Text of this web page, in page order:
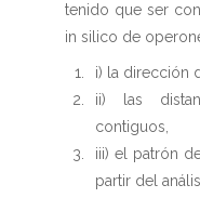
tenido que ser
in silico de
i) la dirección
ii) las
contiguos,
iii) el patrón
partir del